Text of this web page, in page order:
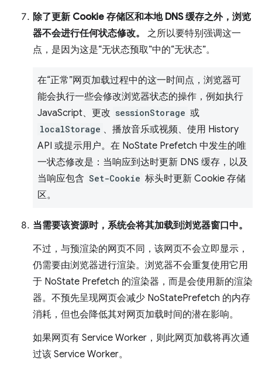
除了更新 Cookie 存储区和本地 DNS 缓存之外，浏览
器不会进行任何状态修改。
之所以要特别强调这一
点，是因为这是“无状态预取”中的“无状态”。
在“正常”网页加载过程中的这一时间点，浏览器可
能会执行一些会修改浏览器状态的操作，例如执行
JavaScript、更改 sessionStorage 或
localStorage 、播放音乐或视频、使用 History
API 或提示用户。在 NoState Prefetch 中发生的唯
一状态修改是：当响应到达时更新 DNS 缓存，以及
当响应包含 Set-Cookie 标头时更新 Cookie 存储
区。
当需要该资源时，系统会将其加载到浏览器窗口中。
不过，与预渲染的网页不同，该网页不会立即显示，
仍需要由浏览器进行渲染。浏览器不会重复使用它用
于 NoState Prefetch 的渲染器，而是会使用新的渲染
器。不预先呈现网页会减少 NoStatePrefetch 的内存
消耗，但也会降低其对网页加载时间的潜在影响。
如果网页有 Service Worker，则此网页加载将再次通
过该 Service Worker。